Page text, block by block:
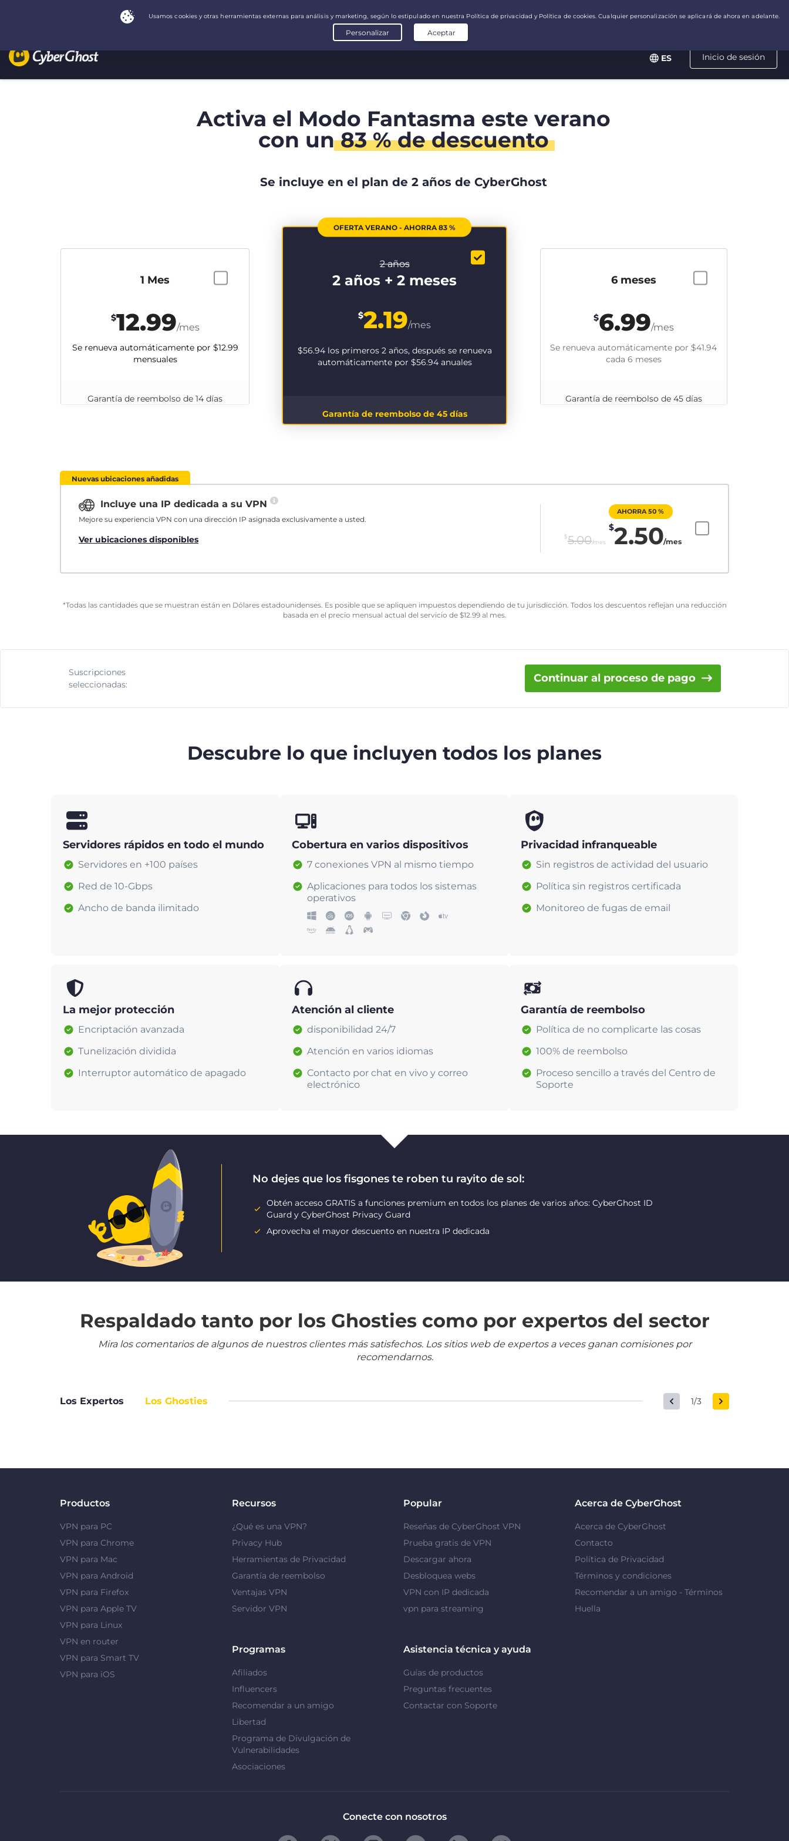
Inicio de sesión
ES
Activa el Modo Fantasma este verano
con un83 % de descuento
Se incluye en el plan de 2 años de CyberGhost
OFERTA VERANO - AHORRA 83 %
2 años
2 años + 2 meses
$2.19/mes
$56.94los primeros 2 años, después se renueva
automáticamente por $56.94anuales
Garantía de reembolso de 45 días
6 meses
$6.99/mes
Se renueva automáticamente por $41.94
cada 6 meses
Garantía de reembolso de 45 días
1 Mes
$12.99/mes
Se renueva automáticamente por $12.99
mensuales
Garantía de reembolso de 14 días
Nuevas ubicaciones añadidas
Incluye una IP dedicada a su VPN
Mejore su experiencia VPN con una dirección IP asignada exclusivamente a usted.
Ver ubicaciones disponibles $5.00/mes
AHORRA 50 %
$2.50/mes
*Todas las cantidades que se muestran están en Dólares estadounidenses. Es posible que se apliquen impuestos dependiendo de tu jurisdicción. Todos los descuentos reflejan una reducción
basada en el precio mensual actual del servicio de $12.99al mes.
Suscripciones
seleccionadas:
Continuar al proceso de pago
Descubre lo que incluyen todos los planes
Servidores rápidos en todo el mundo
Servidores en +100 países
Red de 10-Gbps
Ancho de banda ilimitado
Cobertura en varios dispositivos
7 conexiones VPN al mismo tiempo
Aplicaciones para todos los sistemas
operativos
Privacidad infranqueable
Sin registros de actividad del usuario
Política sin registros certificada
Monitoreo de fugas de email
La mejor protección
Encriptación avanzada
Tunelización dividida
Interruptor automático de apagado
Atención al cliente
disponibilidad 24/7
Atención en varios idiomas
Contacto por chat en vivo y correo
electrónico
Garantía de reembolso
Política de no complicarte las cosas
100% de reembolso
Proceso sencillo a través del Centro de
Soporte
No dejes que los fisgones te roben tu rayito de sol:
Obtén acceso GRATIS a funciones premium en todos los planes de varios años: CyberGhost ID
Guard y CyberGhost Privacy Guard
Aprovecha el mayor descuento en nuestra IP dedicada
Respaldado tanto por los Ghosties como por expertos del sector
Mira los comentarios de algunos de nuestros clientes más satisfechos. Los sitios web de expertos a veces ganan comisiones por
recomendarnos.
Los Expertos Los Ghosties 1/3
Productos
VPN para PC
VPN para Chrome
VPN para Mac
VPN para Android
VPN para Firefox
VPN para Apple TV
VPN para Linux
VPN en router
VPN para Smart TV
VPN para iOS
Recursos
¿Qué es una VPN?
Privacy Hub
Herramientas de Privacidad
Garantía de reembolso
Ventajas VPN
Servidor VPN
Popular
Reseñas de CyberGhost VPN
Prueba gratis de VPN
Descargar ahora
Desbloquea webs
VPN con IP dedicada
vpn para streaming
Acerca de CyberGhost
Acerca de CyberGhost
Contacto
Política de Privacidad
Términos y condiciones
Recomendar a un amigo - Términos
Huella
Programas
Afiliados
Influencers
Recomendar a un amigo
Libertad
Programa de Divulgación de
Vulnerabilidades
Asociaciones
Asistencia técnica y ayuda
Guías de productos
Preguntas frecuentes
Contactar con Soporte
Conecte con nosotros